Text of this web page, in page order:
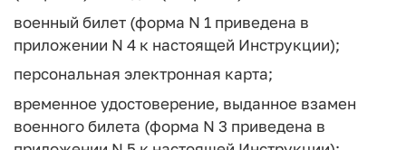
военный билет (форма N 1 приведена в
приложении N 4 к настоящей Инструкции);
персональная электронная карта;
временное удостоверение, выданное взамен
военного билета (форма N 3 приведена в